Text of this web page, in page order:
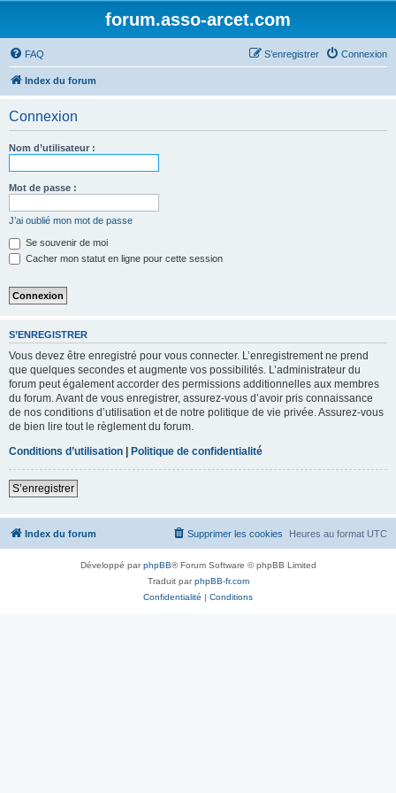
forum.asso-arcet.com
FAQ Connexion
S’enregistrer
Index du forum
Connexion
Nom d’utilisateur :
Mot de passe :
J’ai oublié mon mot de passe
Se souvenir de moi
Cacher mon statut en ligne pour cette session
S’ENREGISTRER
Vous devez être enregistré pour vous connecter. L’enregistrement ne prend
que quelques secondes et augmente vos possibilités. L’administrateur du
forum peut également accorder des permissions additionnelles aux membres
du forum. Avant de vous enregistrer, assurez-vous d’avoir pris connaissance
de nos conditions d’utilisation et de notre politique de vie privée. Assurez-vous
de bien lire tout le règlement du forum.
Conditions d’utilisation | Politique de confidentialité
S’enregistrer
Index du forum Heures au format UTC
Supprimer les cookies
Développé parphpBB® Forum Software © phpBB Limited
Traduit parphpBB-fr.com
Confidentialité | Conditions